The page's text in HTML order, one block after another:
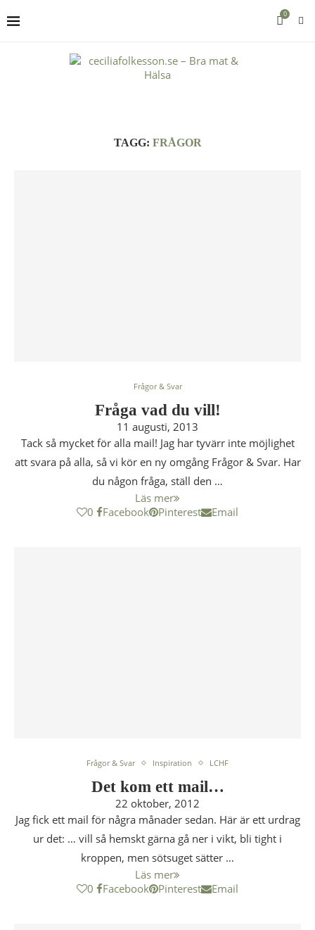
0
TAGG: FRÅGOR
Frågor & Svar
Fråga vad du vill!
11 augusti, 2013
Tack så mycket för alla mail! Jag har tyvärr inte möjlighet
att svara på alla, så vi kör en ny omgång Frågor & Svar. Har
du någon fråga, ställ den …
Läs mer
0
Facebook Pinterest Email
Frågor & Svar Inspiration LCHF
Det kom ett mail…
22 oktober, 2012
Jag fick ett mail för några månader sedan. Här är ett urdrag
ur det: … vill så hemskt gärna gå ner i vikt, bli tight i
kroppen, men sötsuget sätter …
Läs mer
0
Facebook Pinterest Email